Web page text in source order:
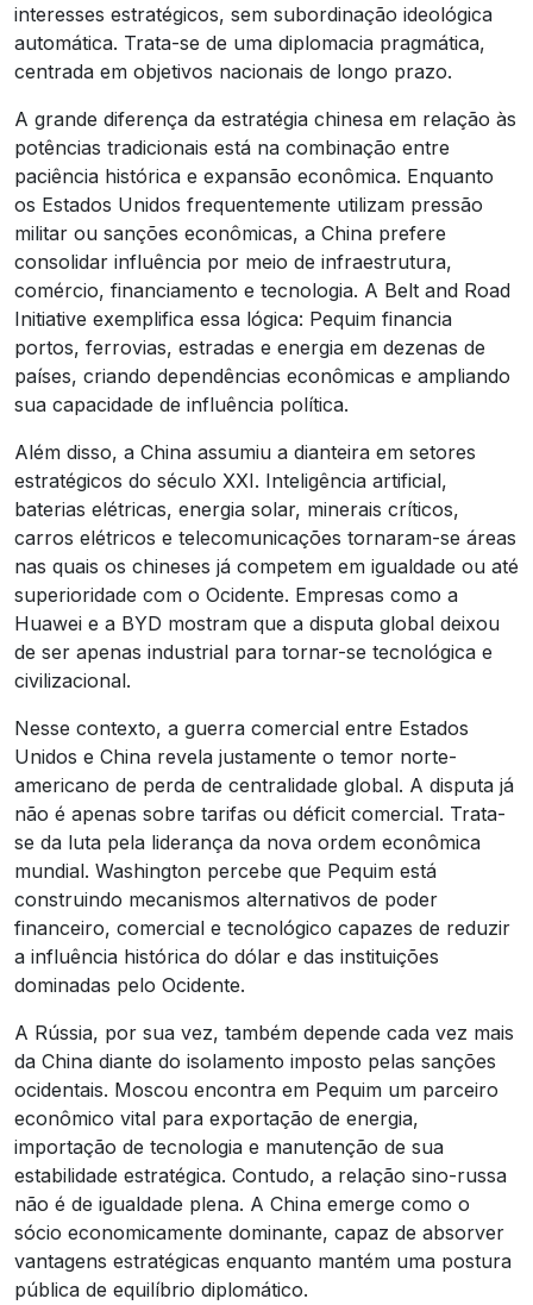
interesses estratégicos, sem subordinação ideológica
automática. Trata-se de uma diplomacia pragmática,
centrada em objetivos nacionais de longo prazo.
A grande diferença da estratégia chinesa em relação às
potências tradicionais está na combinação entre
paciência histórica e expansão econômica. Enquanto
os Estados Unidos frequentemente utilizam pressão
militar ou sanções econômicas, a China prefere
consolidar influência por meio de infraestrutura,
comércio, financiamento e tecnologia. A Belt and Road
Initiative exemplifica essa lógica: Pequim financia
portos, ferrovias, estradas e energia em dezenas de
países, criando dependências econômicas e ampliando
sua capacidade de influência política.
Além disso, a China assumiu a dianteira em setores
estratégicos do século XXI. Inteligência artificial,
baterias elétricas, energia solar, minerais críticos,
carros elétricos e telecomunicações tornaram-se áreas
nas quais os chineses já competem em igualdade ou até
superioridade com o Ocidente. Empresas como a
Huawei e a BYD mostram que a disputa global deixou
de ser apenas industrial para tornar-se tecnológica e
civilizacional.
Nesse contexto, a guerra comercial entre Estados
Unidos e China revela justamente o temor norte-
americano de perda de centralidade global. A disputa já
não é apenas sobre tarifas ou déficit comercial. Trata-
se da luta pela liderança da nova ordem econômica
mundial. Washington percebe que Pequim está
construindo mecanismos alternativos de poder
financeiro, comercial e tecnológico capazes de reduzir
a influência histórica do dólar e das instituições
dominadas pelo Ocidente.
A Rússia, por sua vez, também depende cada vez mais
da China diante do isolamento imposto pelas sanções
ocidentais. Moscou encontra em Pequim um parceiro
econômico vital para exportação de energia,
importação de tecnologia e manutenção de sua
estabilidade estratégica. Contudo, a relação sino-russa
não é de igualdade plena. A China emerge como o
sócio economicamente dominante, capaz de absorver
vantagens estratégicas enquanto mantém uma postura
pública de equilíbrio diplomático.